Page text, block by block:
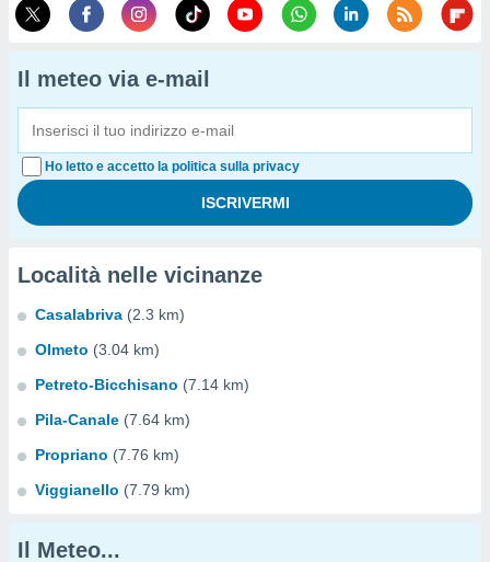
Il meteo via e-mail
Ho letto e accetto la politica sulla privacy
Località nelle vicinanze
Casalabriva (2.3 km)
Olmeto (3.04 km)
Petreto-Bicchisano (7.14 km)
Pila-Canale (7.64 km)
Propriano (7.76 km)
Viggianello (7.79 km)
Il Meteo...